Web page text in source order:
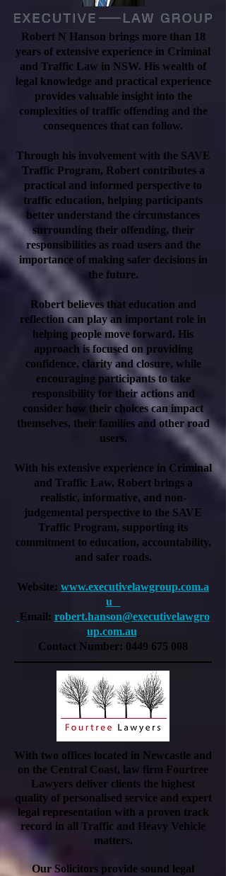
Robert N Hanson brings more than 18
years of extensive experience in Criminal
and Traffic Law in NSW. His wealth of
legal knowledge and practical experience
provides valuable insight into the
complexities of traffic offending and the
consequences that can follow.
Through his involvement with the SAVE
Traffic Program, Robert contributes a
practical and informed perspective to
traffic education, helping participants
better understand the circumstances
surrounding their offending, their
responsibilities as road users and the
importance of making safer decisions in
the future.
Robert believes that education and
reflection can play an important role in
helping people move forward. His
approach is focused on providing
confidence, clarity and closure, while
encouraging participants to take
responsibility for their actions and
consider how their choices can impact
themselves, their families and other road
users.
With his extensive experience in Criminal
and Traffic Law, Robert brings a
realistic, informative, and non-
judgemental perspective to the SAVE
Traffic Program, supporting its
commitment to education, accountability,
and safer roads.
Website: www.executivelawgroup.com.a
u
Email: robert.hanson@executivelawgro
up.com.au
Contact Number: 0449 675 008
With two offices located in Newcastle and
on the Central Coast, law firm Fourtree
Lawyers deliver clients the highest
quality of personalised service and expert
legal representation with a proven track
record in all Traffic and Heavy Vehicle
matters.
Our Solicitors provide sound legal